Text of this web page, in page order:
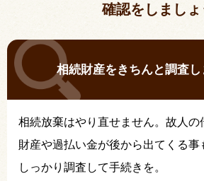
確認をしましょ
相続財産をきちんと調査し
相続放棄はやり直せません。故人の
財産や過払い金が後から出てくる事
しっかり調査して手続きを。